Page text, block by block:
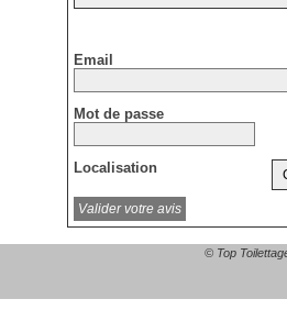
Email
Mot de passe
Localisation
© Top